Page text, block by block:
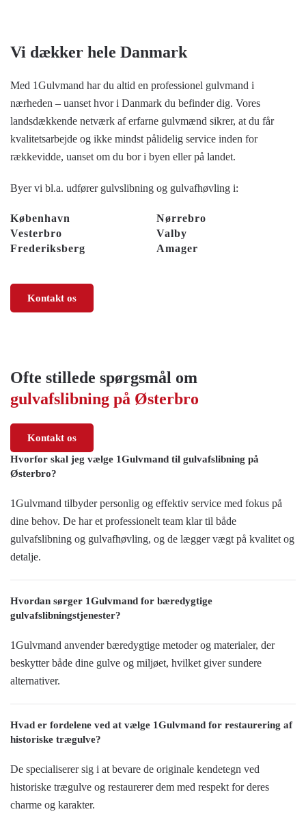
Vi dækker hele Danmark
Med 1Gulvmand har du altid en professionel gulvmand i
nærheden – uanset hvor i Danmark du befinder dig. Vores
landsdækkende netværk af erfarne gulvmænd sikrer, at du får
kvalitetsarbejde og ikke mindst pålidelig service inden for
rækkevidde, uanset om du bor i byen eller på landet.
Byer vi bl.a. udfører gulvslibning og gulvafhøvling i:
København
Nørrebro
Vesterbro
Valby
Frederiksberg
Amager
Kontakt os
Ofte stillede spørgsmål om
gulvafslibning på Østerbro
Kontakt os
Hvorfor skal jeg vælge 1Gulvmand til gulvafslibning på
Østerbro?
1Gulvmand tilbyder personlig og effektiv service med fokus på
dine behov. De har et professionelt team klar til både
gulvafslibning og gulvafhøvling, og de lægger vægt på kvalitet og
detalje.
Hvordan sørger 1Gulvmand for bæredygtige
gulvafslibningstjenester?
1Gulvmand anvender bæredygtige metoder og materialer, der
beskytter både dine gulve og miljøet, hvilket giver sundere
alternativer.
Hvad er fordelene ved at vælge 1Gulvmand for restaurering af
historiske trægulve?
De specialiserer sig i at bevare de originale kendetegn ved
historiske trægulve og restaurerer dem med respekt for deres
charme og karakter.